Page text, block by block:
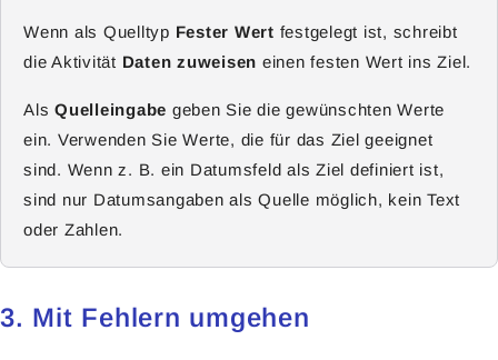
Wenn als Quelltyp Fester Wert festgelegt ist, schreibt
die Aktivität Daten zuweisen einen festen Wert ins Ziel.
Als Quelleingabe geben Sie die gewünschten Werte
ein. Verwenden Sie Werte, die für das Ziel geeignet
sind. Wenn z. B. ein Datumsfeld als Ziel definiert ist,
sind nur Datumsangaben als Quelle möglich, kein Text
oder Zahlen.
3. Mit Fehlern umgehen